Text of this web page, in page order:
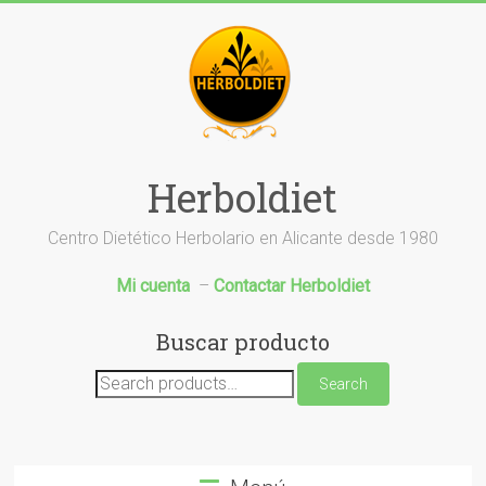
Herboldiet
Centro Dietético Herbolario en Alicante desde 1980
Mi cuenta – Contactar Herboldiet
Buscar producto
Search
for:
Search